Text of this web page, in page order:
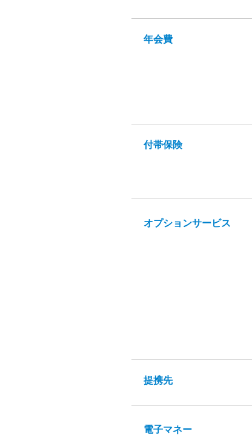
年会費
付帯保険
オプションサービス
提携先
電子マネー